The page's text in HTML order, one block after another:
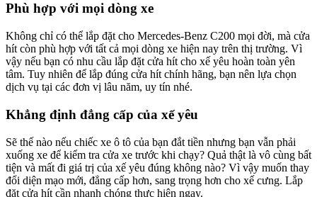
Phù hợp với mọi dòng xe
Không chỉ có thể lắp đặt cho Mercedes-Benz C200 mọi đời, mà cửa
hít còn phù hợp với tất cả mọi dòng xe hiện nay trên thị trường. Vì
vậy nếu bạn có nhu cầu lắp đặt cửa hít cho xế yêu hoàn toàn yên
tâm. Tuy nhiên để lắp đúng cửa hít chính hãng, bạn nên lựa chọn
dịch vụ tại các đơn vị lâu năm, uy tín nhé.
Khẳng định đẳng cấp của xế yêu
Sẽ thế nào nếu chiếc xe ô tô của bạn đắt tiền nhưng bạn vẫn phải
xuống xe để kiểm tra cửa xe trước khi chạy? Quả thật là vô cùng bất
tiện và mất đi giá trị của xế yêu đúng không nào? Vì vậy muốn thay
đổi diện mạo mới, đẳng cấp hơn, sang trọng hơn cho xế cưng. Lắp
đặt cửa hít cần nhanh chóng thực hiện ngay.